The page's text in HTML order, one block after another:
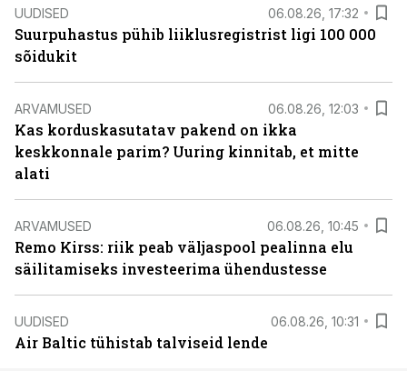
UUDISED 06.08.26, 17:32
Suurpuhastus pühib liiklusregistrist ligi 100 000
sõidukit
ARVAMUSED 06.08.26, 12:03
Kas korduskasutatav pakend on ikka
keskkonnale parim? Uuring kinnitab, et mitte
alati
ARVAMUSED 06.08.26, 10:45
Remo Kirss: riik peab väljaspool pealinna elu
säilitamiseks investeerima ühendustesse
UUDISED 06.08.26, 10:31
Air Baltic tühistab talviseid lende